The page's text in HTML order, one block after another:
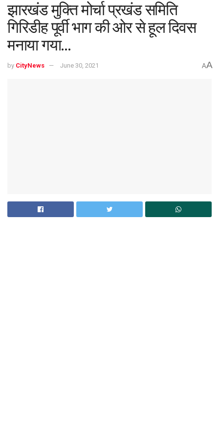
झारखंड मुक्ति मोर्चा प्रखंड समिति
गिरिडीह पूर्वी भाग की ओर से हूल दिवस
मनाया गया…
by CityNews June 30, 2021 AA